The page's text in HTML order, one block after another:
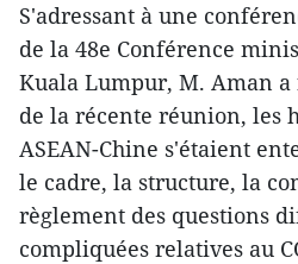
S'adressant à une
de la 48e Conférence
Kuala Lumpur, M. Aman
de la récente réunion, les
ASEAN-Chine s'étaient
le cadre, la structure, la
règlement des questions
compliquées relatives au